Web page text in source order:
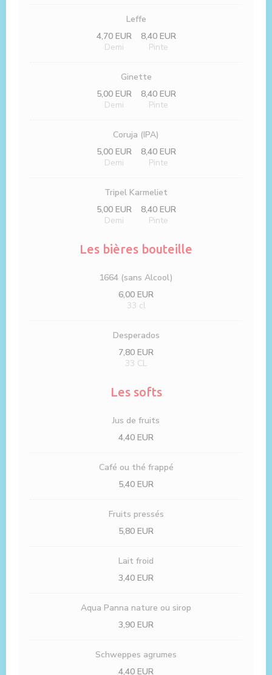
Leffe
4,70 EUR
Demi
8,40 EUR
Pinte
Ginette
5,00 EUR
Demi
8,40 EUR
Pinte
Coruja (IPA)
5,00 EUR
Demi
8,40 EUR
Pinte
Tripel Karmeliet
5,00 EUR
Demi
8,40 EUR
Pinte
Les bières bouteille
1664 (sans Alcool)
6,00 EUR
33 cl
Desperados
7,80 EUR
33 CL
Les softs
Jus de fruits
4,40 EUR
Café ou thé frappé
5,40 EUR
Fruits pressés
5,80 EUR
Lait froid
3,40 EUR
Aqua Panna nature ou sirop
3,90 EUR
Schweppes agrumes
4,40 EUR